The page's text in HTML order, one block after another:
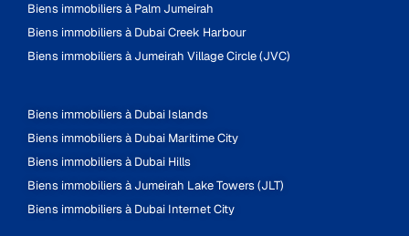
Biens immobiliers à Palm Jumeirah
Biens immobiliers à Dubai Creek Harbour
Biens immobiliers à Jumeirah Village Circle (JVC)
Biens immobiliers à Dubai Islands
Biens immobiliers à Dubai Maritime City
Biens immobiliers à Dubai Hills
Biens immobiliers à Jumeirah Lake Towers (JLT)
Biens immobiliers à Dubai Internet City